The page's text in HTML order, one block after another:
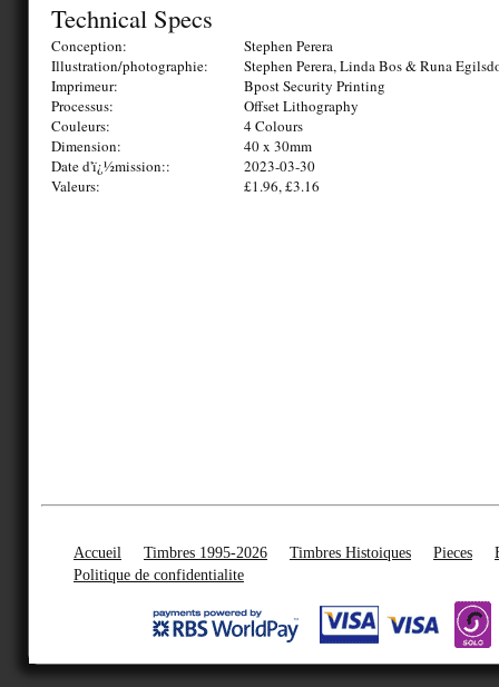
Technical Specs
Conception:
Stephen Perera
Illustration/photographie:
Stephen Perera, Linda Bos & Runa
Imprimeur:
Bpost Security Printing
Processus:
Offset Lithography
Couleurs:
4 Colours
Dimension:
40 x 30mm
Date d'ï¿½mission::
2023-03-30
Valeurs:
£1.96, £3.16
Accueil Timbres 1995-2026 Timbres Histoiques Pieces
Politique de confidentialite